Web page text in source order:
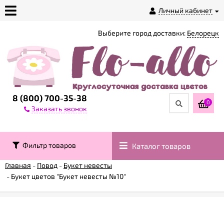
Личный кабинет
магазине
Доставка
Контакты
Возврат
8 (800) 700-35-38
Заказать звонок
Выберите город доставки: Белорецк
0
Фильтр товаров Каталог товаров
Главная - Повод - Букет невесты
- Букет цветов "Букет невесты №10"